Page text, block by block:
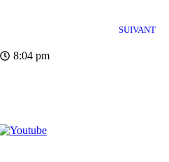
SUIVANT
8:04 pm